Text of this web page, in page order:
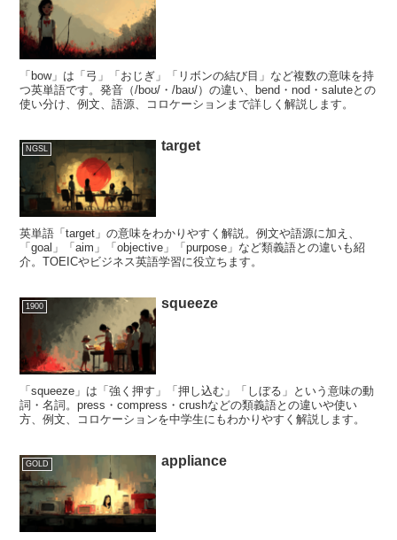
「bow」は「弓」「おじぎ」「リボンの結び目」など複数の意味を持
つ英単語です。発音（/boʊ/・/baʊ/）の違い、bend・nod・saluteとの
使い分け、例文、語源、コロケーションまで詳しく解説します。
NGSL target
英単語「target」の意味をわかりやすく解説。例文や語源に加え、
「goal」「aim」「objective」「purpose」など類義語との違いも紹
介。TOEICやビジネス英語学習に役立ちます。
1900 squeeze
「squeeze」は「強く押す」「押し込む」「しぼる」という意味の動
詞・名詞。press・compress・crushなどの類義語との違いや使い
方、例文、コロケーションを中学生にもわかりやすく解説します。
GOLD appliance